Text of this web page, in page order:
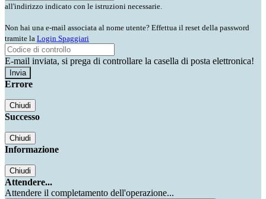
all'indirizzo indicato con le istruzioni necessarie.
Non hai una e-mail associata al nome utente? Effettua il reset della password
tramite la Login Spaggiari
E-mail inviata, si prega di controllare la casella di posta elettronica!
Errore
Chiudi
Successo
Chiudi
Informazione
Chiudi
Attendere...
Attendere il completamento dell'operazione...